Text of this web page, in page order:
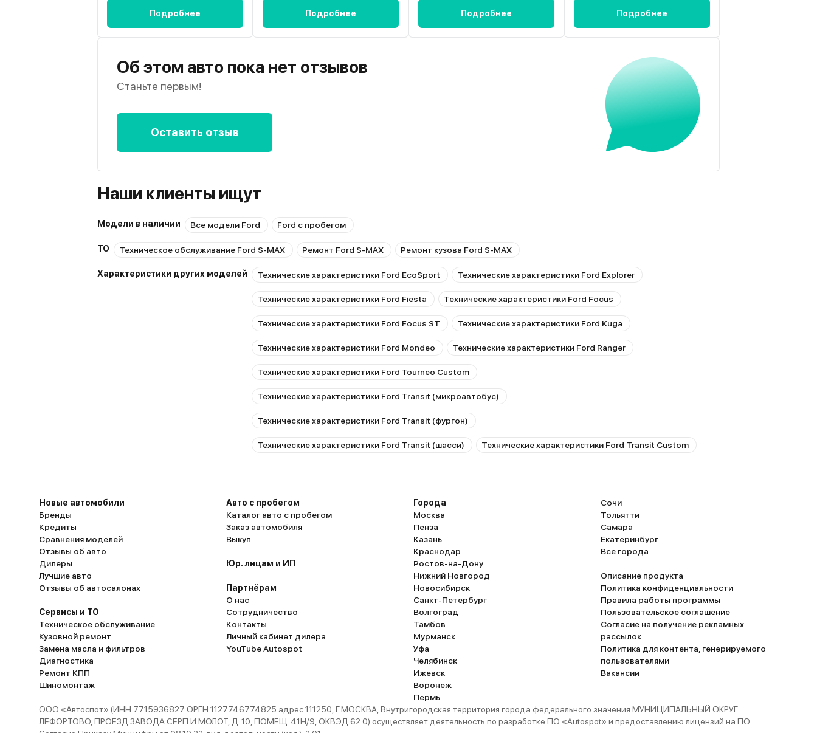
Подробнее Подробнее Подробнее Подробнее
Об этом авто пока нет отзывов
Станьте первым!
Оставить отзыв
Наши клиенты ищут
Модели в наличии Все модели Ford Ford с пробегом
ТО Техническое обслуживание Ford S-MAX Ремонт Ford S-MAX Ремонт кузова Ford S-MAX
Характеристики других моделей Технические характеристики Ford EcoSport Технические характеристики Ford Explorer
Технические характеристики Ford Fiesta Технические характеристики Ford Focus
Технические характеристики Ford Focus ST Технические характеристики Ford Kuga
Технические характеристики Ford Mondeo Технические характеристики Ford Ranger
Технические характеристики Ford Tourneo Custom
Технические характеристики Ford Transit (микроавтобус)
Технические характеристики Ford Transit (фургон)
Технические характеристики Ford Transit (шасси) Технические характеристики Ford Transit Custom
Новые автомобили
Бренды
Кредиты
Сравнения моделей
Отзывы об авто
Дилеры
Лучшие авто
Отзывы об автосалонах
Сервисы и ТО
Техническое обслуживание
Кузовной ремонт
Замена масла и фильтров
Диагностика
Ремонт КПП
Шиномонтаж
Авто с пробегом
Каталог авто с пробегом
Заказ автомобиля
Выкуп
Юр. лицам и ИП
Партнёрам
О нас
Сотрудничество
Контакты
Личный кабинет дилера
YouTube Autospot
Города
Москва
Пенза
Казань
Краснодар
Ростов-на-Дону
Нижний Новгород
Новосибирск
Санкт-Петербург
Волгоград
Тамбов
Мурманск
Уфа
Челябинск
Ижевск
Воронеж
Пермь
Сочи
Тольятти
Самара
Екатеринбург
Все города
Описание продукта
Политика конфиденциальности
Правила работы программы
Пользовательское соглашение
Согласие на получение рекламных
рассылок
Политика для контента, генерируемого
пользователями
Вакансии
ООО «Автоспот» (ИНН 7715936827 ОРГН 1127746774825 адрес 111250, Г.МОСКВА, Внутригородская территория города федерального значения МУНИЦИПАЛЬНЫЙ ОКРУГ
ЛЕФОРТОВО, ПРОЕЗД ЗАВОДА СЕРП И МОЛОТ, Д. 10, ПОМЕЩ. 41Н/9, ОКВЭД 62.0) осуществляет деятельность по разработке ПО «Autospot» и предоставлению лицензий на ПО.